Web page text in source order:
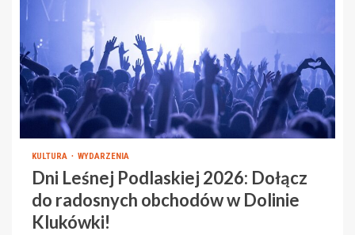
KULTURA WYDARZENIA
Dni Leśnej Podlaskiej 2026: Dołącz
do radosnych obchodów w Dolinie
Klukówki!